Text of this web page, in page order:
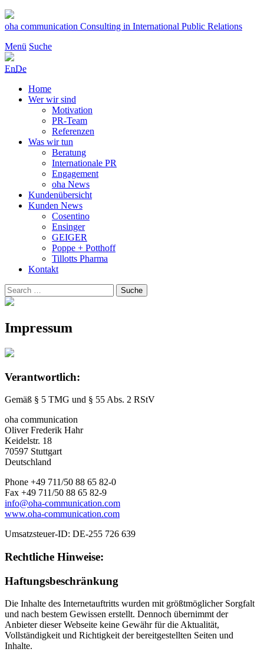
Zum
Inhalt
oha communication Consulting in International Public Relations
Menü Suche
EnDe
Home
Wer wir sind
Motivation
PR-Team
Referenzen
Was wir tun
Beratung
Internationale PR
Engagement
oha News
Kundenübersicht
Kunden News
Cosentino
Ensinger
GEIGER
Poppe + Potthoff
Tillotts Pharma
Kontakt
Suchen
nach:
Suche
Impressum
Verantwortlich:
Gemäß § 5 TMG und § 55 Abs. 2 RStV
oha communication
Oliver Frederik Hahr
Keidelstr. 18
70597 Stuttgart
Deutschland
Phone +49 711/50 88 65 82-0
Fax +49 711/50 88 65 82-9
info@oha-communication.com
www.oha-communication.com
Umsatzsteuer-ID: DE-255 726 639
Rechtliche Hinweise:
Haftungsbeschränkung
Die Inhalte des Internetauftritts wurden mit größtmöglicher Sorgfalt
und nach bestem Gewissen erstellt. Dennoch übernimmt der
Anbieter dieser Webseite keine Gewähr für die Aktualität,
Vollständigkeit und Richtigkeit der bereitgestellten Seiten und
Inhalte.